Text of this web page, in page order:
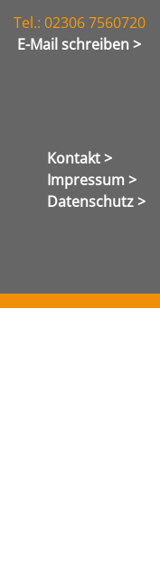
Tel.: 02306 7560720
E-Mail schreiben >
Kontakt >
Impressum >
Datenschutz >